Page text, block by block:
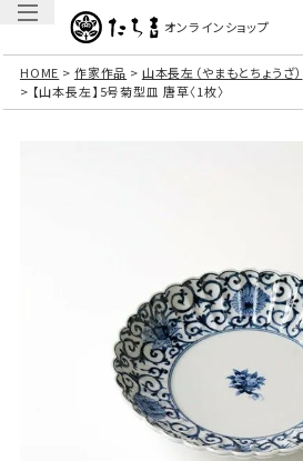
オンラインショップ
HOME 作家作品
山本長左（やまもとちょうざ）
【山本長左】5号菊型皿 唐草〈1枚〉